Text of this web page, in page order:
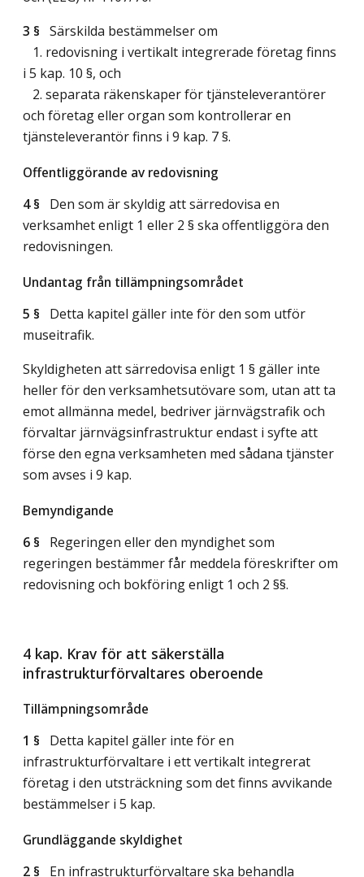
3 § Särskilda bestämmelser om
1. redovisning i vertikalt integrerade företag finns
i 5 kap. 10 §, och
2. separata räkenskaper för tjänsteleverantörer
och företag eller organ som kontrollerar en
tjänsteleverantör finns i 9 kap. 7 §.
Offentliggörande av redovisning
4 § Den som är skyldig att särredovisa en
verksamhet enligt 1 eller 2 § ska offentliggöra den
redovisningen.
Undantag från tillämpningsområdet
5 § Detta kapitel gäller inte för den som utför
museitrafik.
Skyldigheten att särredovisa enligt 1 § gäller inte
heller för den verksamhetsutövare som, utan att ta
emot allmänna medel, bedriver järnvägstrafik och
förvaltar järnvägsinfrastruktur endast i syfte att
förse den egna verksamheten med sådana tjänster
som avses i 9 kap.
Bemyndigande
6 § Regeringen eller den myndighet som
regeringen bestämmer får meddela föreskrifter om
redovisning och bokföring enligt 1 och 2 §§.
4 kap. Krav för att säkerställa
infrastrukturförvaltares oberoende
Tillämpningsområde
1 § Detta kapitel gäller inte för en
infrastrukturförvaltare i ett vertikalt integrerat
företag i den utsträckning som det finns avvikande
bestämmelser i 5 kap.
Grundläggande skyldighet
2 § En infrastrukturförvaltare ska behandla